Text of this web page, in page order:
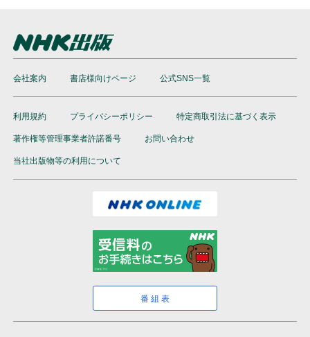
会社案内 書店様向けページ 公式SNS一覧
利用規約 プライバシーポリシー 特定商取引法に基づく表示
著作権等管理事業者許諾番号 お問い合わせ
当社出版物等の利用について
番組表